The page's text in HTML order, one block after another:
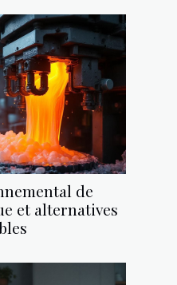
de
et alternatives